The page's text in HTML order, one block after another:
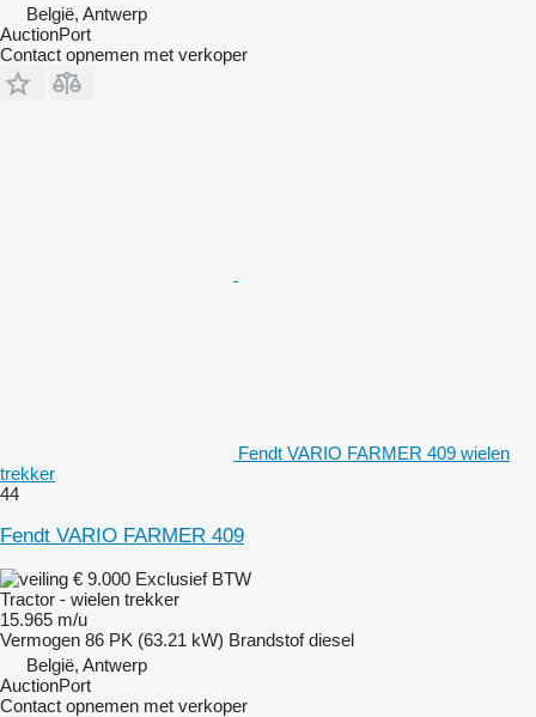
België, Antwerp
AuctionPort
Contact opnemen met verkoper
Fendt VARIO FARMER 409 wielen
trekker
44
Fendt VARIO FARMER 409
€ 9.000 Exclusief BTW
Tractor - wielen trekker
15.965 m/u
Vermogen 86 PK (63.21 kW) Brandstof diesel
België, Antwerp
AuctionPort
Contact opnemen met verkoper